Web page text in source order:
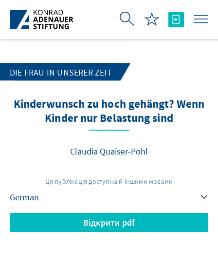
Skip to Main Content
DIE FRAU IN UNSERER ZEIT
Kinderwunsch zu hoch gehängt? Wenn
Kinder nur Belastung sind
Claudia Quaiser-Pohl
Ця публікація доступна й іншими мовами
Відкрити pdf